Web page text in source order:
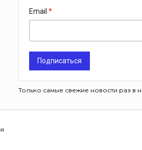
Email
Подписаться
Только самые свежие новости раз в